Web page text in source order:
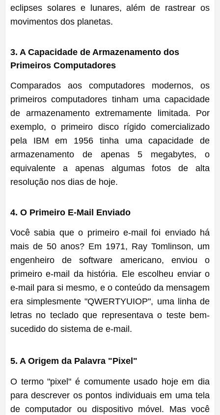
eclipses solares e lunares, além de rastrear os
movimentos dos planetas.
3. A Capacidade de Armazenamento dos
Primeiros Computadores
Comparados aos computadores modernos, os
primeiros computadores tinham uma capacidade
de armazenamento extremamente limitada. Por
exemplo, o primeiro disco rígido comercializado
pela IBM em 1956 tinha uma capacidade de
armazenamento de apenas 5 megabytes, o
equivalente a apenas algumas fotos de alta
resolução nos dias de hoje.
4. O Primeiro E-Mail Enviado
Você sabia que o primeiro e-mail foi enviado há
mais de 50 anos? Em 1971, Ray Tomlinson, um
engenheiro de software americano, enviou o
primeiro e-mail da história. Ele escolheu enviar o
e-mail para si mesmo, e o conteúdo da mensagem
era simplesmente "QWERTYUIOP", uma linha de
letras no teclado que representava o teste bem-
sucedido do sistema de e-mail.
5. A Origem da Palavra "Pixel"
O termo "pixel" é comumente usado hoje em dia
para descrever os pontos individuais em uma tela
de computador ou dispositivo móvel. Mas você